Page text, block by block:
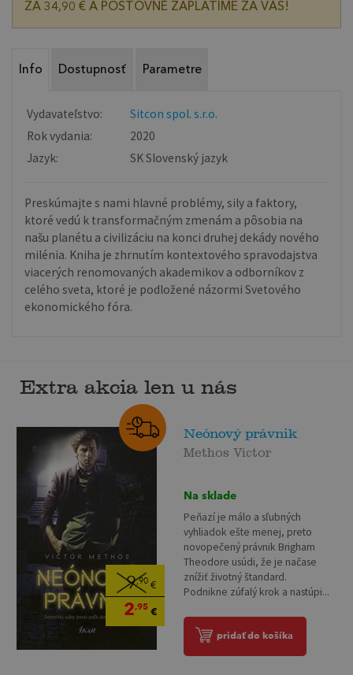
ZA 34,90 € A POŠTOVNÉ ZAPLATÍME ZA VÁS!
Info Dostupnosť Parametre
Vydavateľstvo:
Sitcon spol. s.r.o.
Rok vydania:
2020
Jazyk:
SK Slovenský jazyk
Preskúmajte s nami hlavné problémy, sily a faktory,
ktoré vedú k transformačným zmenám a pôsobia na
našu planétu a civilizáciu na konci druhej dekády nového
milénia. Kniha je zhrnutím kontextového spravodajstva
viacerých renomovaných akademikov a odborníkov z
celého sveta, ktoré je podložené názormi Svetového
ekonomického fóra.
Extra akcia len u nás
9,90€
2,95€
Neónový právnik
Methos Victor
Na sklade
Peňazí je málo a sľubných
vyhliadok ešte menej, preto
novopečený právnik Brigham
Theodore usúdi, že je načase
znížiť životný štandard.
Podnikne zúfalý krok a nastúpi...
pridať do košíka